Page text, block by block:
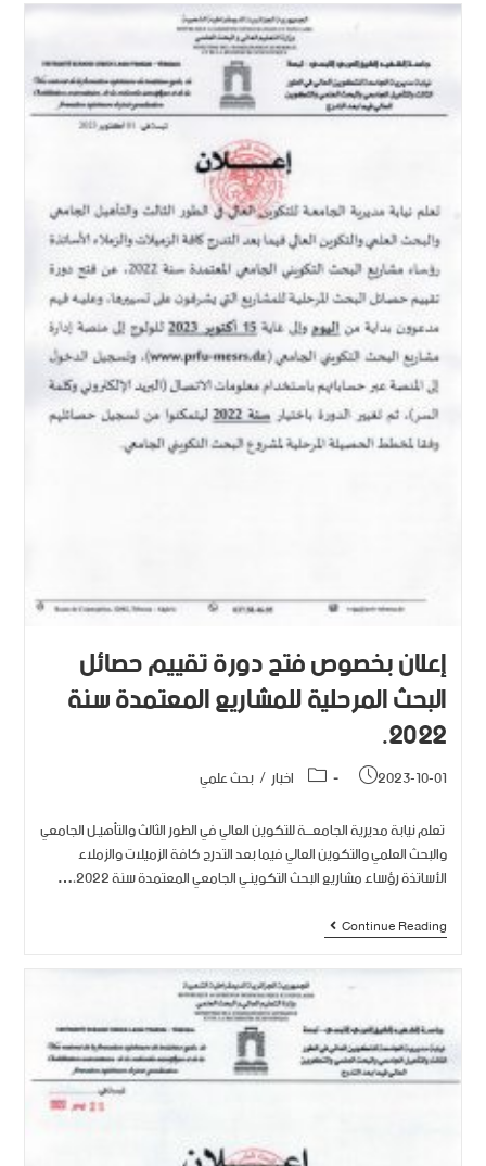
إعلان بخصوص فتح دورة تقييم حصائل
البحث المرحلية للمشاريع المعتمدة سنة
2022.‎
2023-10-01 اخبار/بحث علمي
تعلم نيابة مديرية الجامعـــة للتكوين العالي في الطور الثالث والتأهيـل الجامعي
والبحث العلمي والتكوين العالي فيما بعد التدرج كافة الزميلات والزملاء
الأساتذة رؤساء مشاريع البحث التكوينـي الجامعي المعتمدة سنة 2022،…
Continue Reading